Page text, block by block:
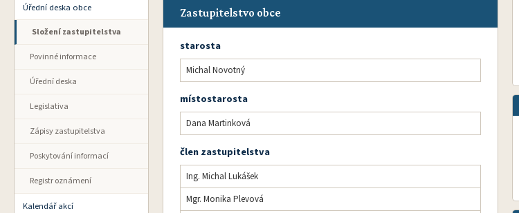
Úřední deska obce
Složení zastupitelstva
Povinné informace
Úřední deska
Legislativa
Zápisy zastupitelstva
Poskytování informací
Registr oznámení
Kalendář akcí
Zastupitelstvo obce
starosta
Michal Novotný
místostarosta
Dana Martinková
člen zastupitelstva
Ing. Michal Lukášek
Mgr. Monika Plevová